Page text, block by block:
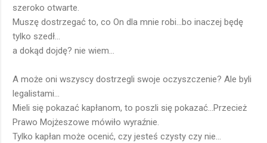
szeroko otwarte.
Muszę dostrzegać to, co On dla mnie robi...bo inaczej będę
tylko szedł...
a dokąd dojdę? nie wiem...
A może oni wszyscy dostrzegli swoje oczyszczenie? Ale byli
legalistami...
Mieli się pokazać kapłanom, to poszli się pokazać...Przecież
Prawo Mojżeszowe mówiło wyraźnie.
Tylko kapłan może ocenić, czy jesteś czysty czy nie...